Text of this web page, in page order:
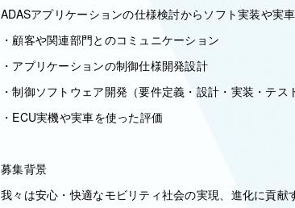
ADASアプリケーションの仕様検討からソフト実装や実
・顧客や関連部門とのコミュニケーション
・アプリケーションの制御仕様開発設計
・制御ソフトウェア開発（要件定義・設計・実装・テ
・ECU実機や実車を使った評価
募集背景
我々は安心・快適なモビリティ社会の実現、進化に貢